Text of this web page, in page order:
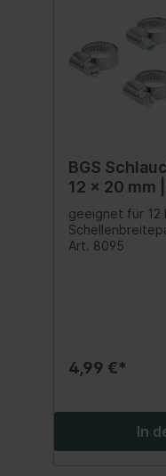
BGS
12 x 20 mm
geeignet für 12
Art. 8095
4,99 €*
In